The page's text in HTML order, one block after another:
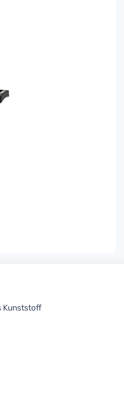
Kunststoff